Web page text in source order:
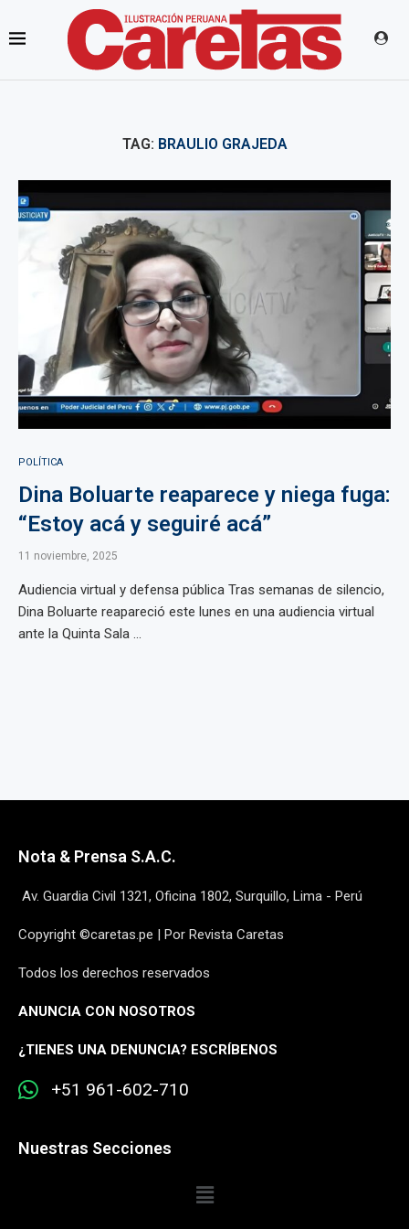
TAG: BRAULIO GRAJEDA
POLÍTICA
Dina Boluarte reaparece y niega fuga:
“Estoy acá y seguiré acá”
11 noviembre, 2025
Audiencia virtual y defensa pública Tras semanas de silencio,
Dina Boluarte reapareció este lunes en una audiencia virtual
ante la Quinta Sala ...
Nota & Prensa S.A.C.
Av. Guardia Civil 1321, Oficina 1802, Surquillo, Lima - Perú
Copyright ©caretas.pe | Por Revista Caretas
Todos los derechos reservados
ANUNCIA CON NOSOTROS
¿TIENES UNA DENUNCIA? ESCRÍBENOS
+51 961-602-710
Nuestras Secciones